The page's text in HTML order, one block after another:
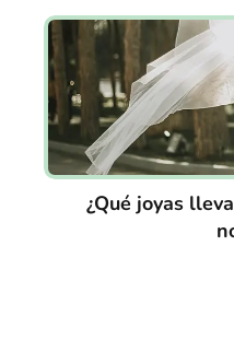
¿Qué joyas